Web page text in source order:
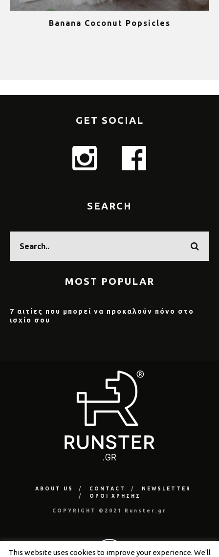
Banana Coconut Popsicles
GET SOCIAL
SEARCH
MOST POPULAR
7 αιτίες που μπορεί να προκαλούν πόνο στο
ισχίο σου
ABOUT US CONTACT
NEWSLETTER
ΟΡΟΙ ΧΡΗΣΗΣ
COPYRIGHT ©2021 Runster.gr
This website uses cookies to improve your experience. We'll